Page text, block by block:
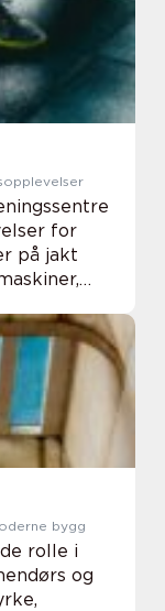
for
på jakt
bygg
rolle i
og